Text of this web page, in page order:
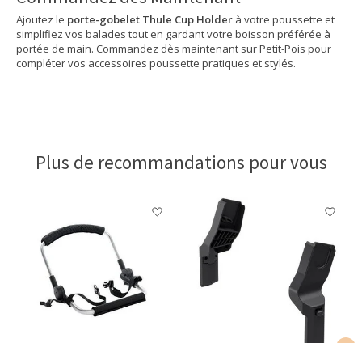
Ajoutez le porte-gobelet Thule Cup Holder à votre poussette et
simplifiez vos balades tout en gardant votre boisson préférée à
portée de main. Commandez dès maintenant sur Petit-Pois pour
compléter vos accessoires poussette pratiques et stylés.
Plus de recommandations pour vous
Articles du carrousel de produits